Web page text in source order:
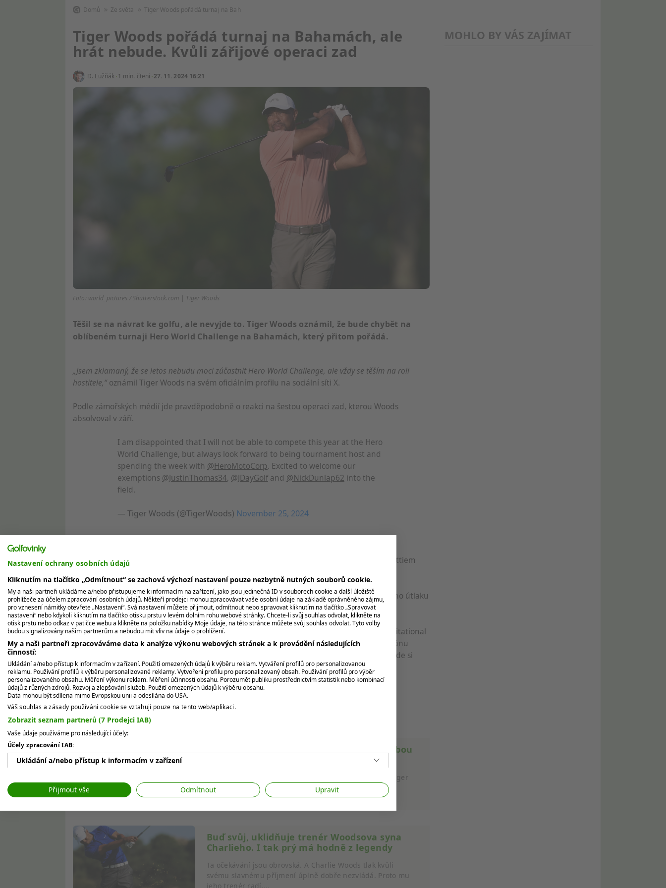
Domů Ze světa Tiger Woods pořádá turnaj na Bah
Tiger Woods pořádá turnaj na Bahamách, ale
hrát nebude. Kvůli zářijové operaci zad
D. Lužňák 1 min. čtení 27. 11. 2024 16:21
Foto: world_pictures / Shutterstock.com | Tiger Woods
Těšil se na návrat ke golfu, ale nevyjde to. Tiger Woods oznámil, že bude chybět na
oblíbeném turnaji Hero World Challenge na Bahamách, který přitom pořádá.
„Jsem zklamaný, že se letos nebudu moci zúčastnit Hero World Challenge, ale vždy se těším na roli
hostitele,“oznámil Tiger Woods na svém oficiálním profilu na sociální síti X.
Podle zámořských médií jde pravděpodobně o reakci na šestou operaci zad, kterou Woods
absolvoval v září.
I am disappointed that I will not be able to compete this year at the Hero
World Challenge, but always look forward to being tournament host and
spending the week with @HeroMotoCorp. Excited to welcome our
exemptions @JustinThomas34, @JDayGolfand @NickDunlap62 into the
field.
— Tiger Woods (@TigerWoods) November 25, 2024
sedmiměsíční pauze po operaci kotníku, skončil osmnáctý s dvaceti údery za vítězným Scottiem
Tentokrát se podrobil mikrodekompresní operaci bederní páteře, která měla za cíl zbavit ho útlaku
nervů a odstranit tak křeče a bolesti, kterými trpěl během hry.
Woods letos absolvoval jen pět startů, ve třech případech neprošel cutem, na Genesis Invitational
odstoupil kvůli nemoci a na Masters skončil na 60. místě. Bližší informace o jeho dalším plánu
nejsou známé, přitom se chtěl původně v prosinci zúčastnit turnaje PNC Championship, kde si
chtěl zahrát se svým synem Charliem.
Zdroj:ESPN, X
Konec bolestí zad? Tiger Woods má za sebou
další operaci a těší se na návrat ke golfu
Je to už pošesté za posledních deset let, co se musel Tiger
Woods svěřit do rukou chirurgů kvůli potížím se zády.
Tentokrát šlo...
Buď svůj, uklidňuje trenér Woodsova syna
Charlieho. I tak prý má hodně z legendy
Ta očekávání jsou obrovská. A Charlie Woods tlak kvůli
svému slavnému příjmení úplně dobře nezvládá. Proto mu
jeho trenér radí,...
MOHLO BY VÁS ZAJÍMAT
Nastavení ochrany osobních údajů
Kliknutím na tlačítko „Odmítnout“ se zachová výchozí nastavení pouze nezbytně nutných souborů cookie.
My a naši partneři ukládáme a/nebo přistupujeme k informacím na zařízení, jako jsou jedinečná ID v souborech cookie a další úložiště
prohlížeče za účelem zpracování osobních údajů. Někteří prodejci mohou zpracovávat vaše osobní údaje na základě oprávněného zájmu,
pro vznesení námitky otevřete „Nastavení“. Svá nastavení můžete přijmout, odmítnout nebo spravovat kliknutím na tlačítko „Spravovat
nastavení“ nebo kdykoli kliknutím na tlačítko otisku prstu v levém dolním rohu webové stránky. Chcete-li svůj souhlas odvolat, klikněte na
otisk prstu nebo odkaz v patičce webu a klikněte na položku nabídky Moje údaje, na této stránce můžete svůj souhlas odvolat. Tyto volby
budou signalizovány našim partnerům a nebudou mít vliv na údaje o prohlížení.
My a naši partneři zpracováváme data k analýze výkonu webových stránek a k provádění následujících
činností:
Ukládání a/nebo přístup k informacím v zařízení. Použití omezených údajů k výběru reklam. Vytváření profilů pro personalizovanou
reklamu. Používání profilů k výběru personalizované reklamy. Vytvoření profilu pro personalizovaný obsah. Používání profilů pro výběr
personalizovaného obsahu. Měření výkonu reklam. Měření účinnosti obsahu. Porozumět publiku prostřednictvím statistik nebo kombinací
údajů z různých zdrojů. Rozvoj a zlepšování služeb. Použití omezených údajů k výběru obsahu.
Data mohou být sdílena mimo Evropskou unii a odesílána do USA.
Váš souhlas a zásady používání cookie se vztahují pouze na tento web/aplikaci.
Zobrazit seznam partnerů (7 Prodejci IAB)
Vaše údaje používáme pro následující účely:
Účely zpracování IAB:
Ukládání a/nebo přístup k informacím v zařízení
Použití omezených údajů k výběru reklam
Vytváření profilů pro personalizovaný obsah
Používání profilů pro výběr personalizovaného obsahu
Přijmout vše Odmítnout Upravit